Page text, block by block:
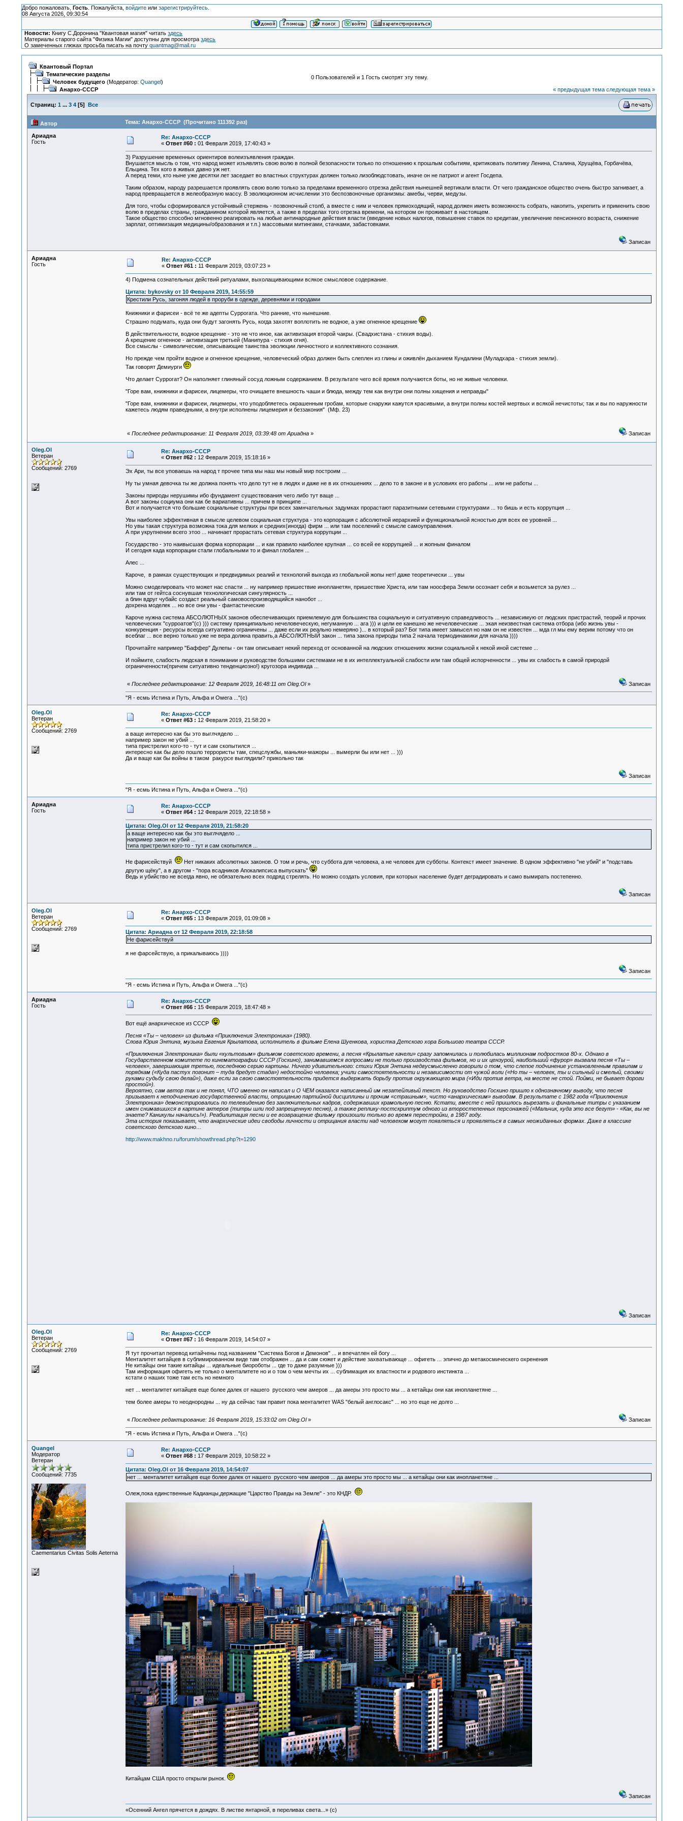
Добро пожаловать, Гость. Пожалуйста, войдитеили зарегистрируйтесь.
08 Августа 2026, 09:30:54
Новости: Книгу С.Доронина "Квантовая магия" читатьздесь
Материалы старого сайта "Физика Магии" доступны для просмотраздесь
О замеченных глюках просьба писать на почтуquantmag@mail.ru
Квантовый Портал
Тематические разделы
Человек будущего(Модератор: Quangel)
Анархо-СССР
0 Пользователей и 1 Гость смотрят эту тему.
« предыдущая тема следующая тема »
Страниц: 1 ... 3 4[5] Все
Автор Тема: Анархо-СССР (Прочитано 111392 раз)
Ариадна
Гость
Re: Анархо-СССР
« Ответ #60 : 01 Февраля 2019, 17:40:43 »
3) Разрушение временных ориентиров волеизъявления граждан.
Внушается мысль о том, что народ может изъявлять свою волю в полной безопасности только по отношению к прошлым событиям, критиковать политику Ленина, Сталина, Хрущёва, Горбачёва,
Ельцина. Тех кого в живых давно уж нет.
А перед теми, кто ныне уже десятки лет заседает во властных структурах должен только лизоблюдстовать, иначе он не патриот и агент Госдепа.
Таким образом, народу разрешается проявлять свою волю только за пределами временного отрезка действия нынешней вертикали власти. От чего гражданское общество очень быстро загнивает, а
народ превращается в желеобразную массу. В эволюционном исчислении это беспозвоночные организмы: амебы, черви, медузы.
Для того, чтобы сформировался устойчивый стержень - позвоночный столб, а вместе с ним и человек прямоходящий, народ должен иметь возможность собрать, накопить, укрепить и применить свою
волю в пределах страны, гражданином которой является, а также в пределах того отрезка времени, на котором он проживает в настоящем.
Такое общество способно мгновенно реагировать на любые антинародные действия власти (введение новых налогов, повышение ставок по кредитам, увеличение пенсионного возраста, снижение
зарплат, оптимизация медицины/образования и т.п.) массовыми митингами, стачками, забастовками.
Записан
Ариадна
Гость
Re: Анархо-СССР
« Ответ #61 : 11 Февраля 2019, 03:07:23 »
4) Подмена сознательных действий ритуалами, выхолащивающими всякое смысловое содержание.
Цитата: bykovsky от 10 Февраля 2019, 14:55:59
Крестили Русь, загоняя людей в проруби в одежде, деревнями и городами
Книжники и фарисеи - всё те же адепты Суррогата. Что ранние, что нынешние.
Страшно подумать, куда они будут загонять Русь, когда захотят воплотить не водное, а уже огненное крещение
В действительности, водное крещение - это не что иное, как активизация второй чакры. (Свадхистана - стихия воды).
А крещение огненное - активизация третьей (Манипура - стихия огня).
Все смыслы - символические, описывающие таинства эволюции личностного и коллективного сознания.
Но прежде чем пройти водное и огненное крещение, человеческий образ должен быть слеплен из глины и оживлён дыханием Кундалини (Муладхара - стихия земли).
Так говорят Демиурги
Что делает Суррогат? Он наполняет глиняный сосуд ложным содержанием. В результате чего всё время получаются боты, но не живые человеки.
"Горе вам, книжники и фарисеи, лицемеры, что очищаете внешность чаши и блюда, между тем как внутри они полны хищения и неправды"
"Горе вам, книжники и фарисеи, лицемеры, что уподобляетесь окрашенным гробам, которые снаружи кажутся красивыми, а внутри полны костей мертвых и всякой нечистоты; так и вы по наружности
кажетесь людям праведными, а внутри исполнены лицемерия и беззакония" (Мф. 23)
« Последнее редактирование: 11 Февраля 2019, 03:39:48 от Ариадна» Записан
Oleg.Ol
Ветеран
Сообщений: 2769
Re: Анархо-СССР
« Ответ #62 : 12 Февраля 2019, 15:18:16 »
Эх Ари, ты все уповаешь на народ т прочее типа мы наш мы новый мир построим ...
Ну ты умная девочка ты же должна понять что дело тут не в людях и даже не в их отношениях ... дело то в законе и в условиях его работы ... или не работы ...
Законы природы нерушимы ибо фундамент существования чего либо тут ваще ...
А вот законы социума они как бе вариативны ... причем в принципе ...
Вот и получается что большие социальные структуры при всех замнчательных задумках прорастают паразитными сетевыми структурами ... то бишь и есть коррупция ...
Увы наиболее эффективная в смысле целевом социальная структура - это корпорация с абсолютной иерархией и функциональной ясностью для всех ее уровней ...
Но увы такая структура возможна тока для мелких и средних(иногда) фирм ... или там поселений с смысле самоуправления.
А при укрупнении всего этоо ... начинает прорастать сетевая структура коррупции ...
Государство - это наивысшая форма корпорации ... и как правило наиболее крупная ... со всей ее коррупцией ... и жопным финалом
И сегодня када корпорации стали глобальными то и финал глобален ...
Алес ...
Кароче, в рамках существующих и предвидимых реалий и технологий выхода из глобальной жопы нет! даже теоретически ... увы
Можно смоделировать что может нас спасти ... ну например пришествие инопланетян, пришествие Христа, или там ноосфера Земли осознает себя и возьмется за рулез ...
или там от гейтса соснувшая технологическая сингулярность ...
а блин вдруг чубайс создаст реальный самовоспроизводящийся нанобот ...
дохрена моделек ... но все они увы - фантастические
Кароче нужна система АБСОЛЮТНЫХ законов обеспечивающих приемлемую для большинства социальную и ситуативную справедливость ... независимую от людских пристрастий, теорий и прочих
человеческих "сурроатов"(с) ))) систему принципиально нечеловеческую, негуманную ... ага ))) и цели ее канешно же нечеловеческие ... экая неизвестная система отбора (ибо жизнь увы -
конкуренция - ресурсы всегда ситуативно ограничены ... даже если их реально немеряно )... в который раз? Бог типа имеет замысел но нам он не известен ... мда гл мы ему верим потому что он
всеблаг ... все верно только уже не вера должна править,а АБСОЛЮТНЫЙ закон ... типа закона природы типа 2 начала термодинамики для начала ))))
Прочитайте например "Баффер" Дулепы - он там описывает некий переход от основанной на людских отношениях жизни социальной к некой иной системе ...
И поймите, слабость людская в понимании и руководстве большими системами не в их интеллектуальной слабости или там общей испорченности ... увы их слабость в самой природой
ограниченности(причем ситуативно тенденциозно!) кругозора индивида ...
« Последнее редактирование: 12 Февраля 2019, 16:48:11 от Oleg.Ol» Записан
"Я - есмь Истина и Путь, Альфа и Омега ..."(с)
Oleg.Ol
Ветеран
Сообщений: 2769
Re: Анархо-СССР
« Ответ #63 : 12 Февраля 2019, 21:58:20 »
а ваще интересно как бы это выглчядело ...
например закон не убий ...
типа пристрелил кого-то - тут и сам скопытился ...
интересно как бы дело пошло террористы там, спецслужбы, маньяки-мажоры ... вымерли бы или нет ... )))
Да и ваще как бы войны в таком ракурсе выглядили? прикольно так
Записан
"Я - есмь Истина и Путь, Альфа и Омега ..."(с)
Ариадна
Гость
Re: Анархо-СССР
« Ответ #64 : 12 Февраля 2019, 22:18:58 »
Цитата: Oleg.Ol от 12 Февраля 2019, 21:58:20
а ваще интересно как бы это выглчядело ...
например закон не убий ...
типа пристрелил кого-то - тут и сам скопытился ...
Не фарисействуй
Нет никаких абсолютных законов. О том и речь, что суббота для человека, а не человек для субботы. Контекст имеет значение. В одном эффективно "не убий" и "подставь
другую щёку", а в другом - "пора всадников Апокалипсиса выпускать"
Ведь и убийство не всегда явно, не обязательно всех подряд стрелять. Но можно создать условия, при которых население будет деградировать и само вымирать постепенно.
Записан
Oleg.Ol
Ветеран
Сообщений: 2769
Re: Анархо-СССР
« Ответ #65 : 13 Февраля 2019, 01:09:08 »
Цитата: Ариадна от 12 Февраля 2019, 22:18:58
Не фарисействуй
я не фарсействую, а прикалываюсь ))))
Записан
"Я - есмь Истина и Путь, Альфа и Омега ..."(с)
Ариадна
Гость
Re: Анархо-СССР
« Ответ #66 : 15 Февраля 2019, 18:47:48 »
Вот ещё анархическое из СССР
Песня «Ты – человек» из фильма «Приключения Электроника» (1980).
Слова Юрия Энтина, мyзыка Евгения Кpылатова, исполнитель в фильме Елена Шуенкова, хористка Детского хора Большого театра СССР.
«Приключения Электроника» были «культовым» фильмом советского времени, а песня «Крылатые качели» сразу запомнилась и полюбилась миллионам подростков 80-х. Однако в
Государственном комитете по кинематографии СССР (Госкино), занимавшемся вопросами не только производства фильмов, но и их цензурой, наибольший «фурор» вызвала песня «Ты –
человек», завершающая третью, последнюю серию картины. Ничего удивительного: стихи Юрия Энтина недвусмысленно говорили о том, что слепое подчинение установленным правилам и
порядкам («Куда пастух погонит – туда бредут стада») недостойно человека; учили самостоятельности и независимости от чужой воли («Но ты – человек, ты и сильный и смелый, своими
руками судьбу свою делай»), даже если за свою самостоятельность придется выдержать борьбу против окружающего мира («Иди против ветра, на месте не стой. Пойми, не бывает дороги
простой»).
Вероятно, сам автор так и не понял, ЧТО именно он написал и О ЧЕМ оказался написанный им незатейливый текст. Но руководство Госкино пришло к однозначному выводу, что песня
призывает к неподчинению государственной власти, отрицанию партийной дисциплины и прочим «страшным», чисто «анархическим» выводам. В результате с 1982 года «Приключения
Электроника» демонстрировались по телевидению без заключительных кадров, содержавших крамольную песню. Кстати, вместе с ней пришлось вырезать и финальные титры с указанием
имен снимавшихся в картине актеров (титры шли под запрещенную песню), а также реплику-постскриптум одного из второстепенных персонажей («Мальчик, куда это все бегут» - «Как, вы не
знаете? Каникулы начались!»). Реабилитация песни и ее возвращение фильму произошли только во время перестройки, в 1987 году.
Эта история показывает, что анархические идеи свободы личности и отрицания власти над человеком могут появляться и проявляться в самых неожиданных формах. Даже в классике
советского детского кино…
http://www.makhno.ru/forum/showthread.php?t=1290
Записан
Oleg.Ol
Ветеран
Сообщений: 2769
Re: Анархо-СССР
« Ответ #67 : 16 Февраля 2019, 14:54:07 »
Я тут прочитал перевод китайчены под названием "Система Богов и Демонов" ... и впечатлен ей богу ...
Менталитет китайцев в сублимированном виде там отображен ... да и сам сюжет и действие захватывающе ... офигеть ... эпично до метакосмическего охренения
Не китайцы они такие китайцы ... идеальные биороботы ... где то даже разумные )))
Там информация офигеть не только о менталитете но и о том о чем мечты их ... сублимация их властности и родового инстинкта ...
кстати о наших тоже там есть но немного
нет ... менталитет китайцев еще более далек от нашего русского чем амеров ... да амеры это просто мы ... а кетайцы они как инопланетяне ...
тем более амеры то неоднородны ... ну да сейчас там правит пока менталитет WAS "белый англосакс" ... но это еще не долго ...
« Последнее редактирование: 16 Февраля 2019, 15:33:02 от Oleg.Ol» Записан
"Я - есмь Истина и Путь, Альфа и Омега ..."(с)
Quangel
Модератор
Ветеран
Сообщений: 7735
Сaementarius Civitas Solis Aeterna
Re: Анархо-СССР
« Ответ #68 : 17 Февраля 2019, 10:58:22 »
Цитата: Oleg.Ol от 16 Февраля 2019, 14:54:07
нет ... менталитет китайцев еще более далек от нашего русского чем амеров ... да амеры это просто мы ... а кетайцы они как инопланетяне ...
Олеж,пока единственные Кадианцы,держащие "Царство Правды на Земле" - это КНДР.
Китайцам США просто открыли рынок.
Записан
«Осенний Ангел прячется в дождях. В листве янтарной, в переливах света...» (c)